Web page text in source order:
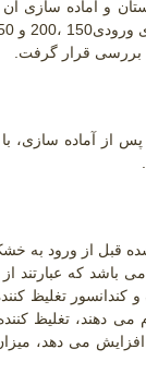
و آماده سازی
بررسی قرار گرفت
و پس از آماده
باشد که عبارتند
و کندانسور تغلیظ
می دهند، تغلیظ
می دهد،